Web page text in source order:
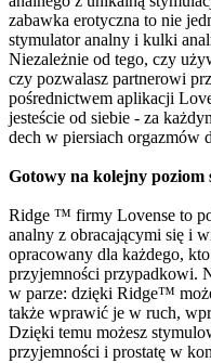
zabawka erotyczna to nie
stymulator analny i kulki
Niezależnie od tego, czy
czy pozwalasz partnerowi
pośrednictwem aplikacji
jesteście od siebie - za
dech w piersiach orgazmów
Gotowy na kolejny poziom
Ridge ™ firmy Lovense to
analny z obracającymi się i
opracowany dla każdego,
przyjemności przypadkowi.
w parze: dzięki Ridge™
także wprawić je w ruch,
Dzięki temu możesz
przyjemności i prostatę w